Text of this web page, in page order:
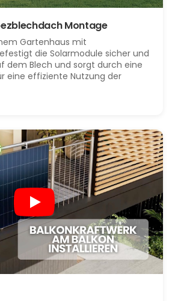
Montage
Gartenhaus mit
die Solarmodule sicher und
dem Blech und sorgt durch eine
eine effiziente Nutzung der